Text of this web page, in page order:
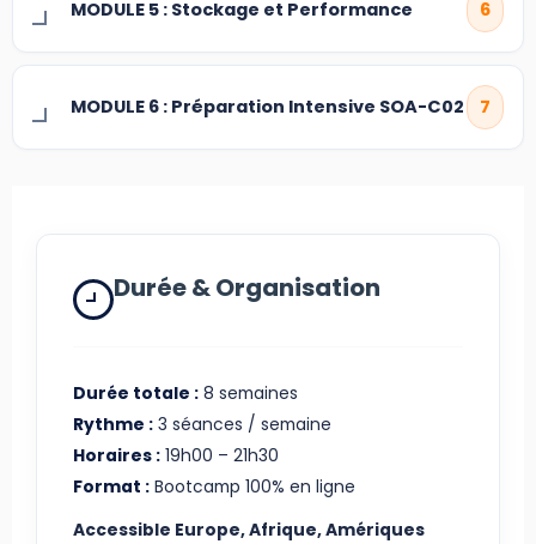
MODULE 5 : Stockage et Performance 6
MODULE 6 : Préparation Intensive SOA-C02 7
Durée & Organisation
Durée totale : 8 semaines
Rythme : 3 séances / semaine
Horaires : 19h00 – 21h30
Format : Bootcamp 100% en ligne
Accessible Europe, Afrique, Amériques